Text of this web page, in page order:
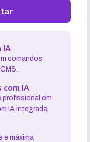
IA
comandos
com IA
profissional em
IA integrada.
e máxima